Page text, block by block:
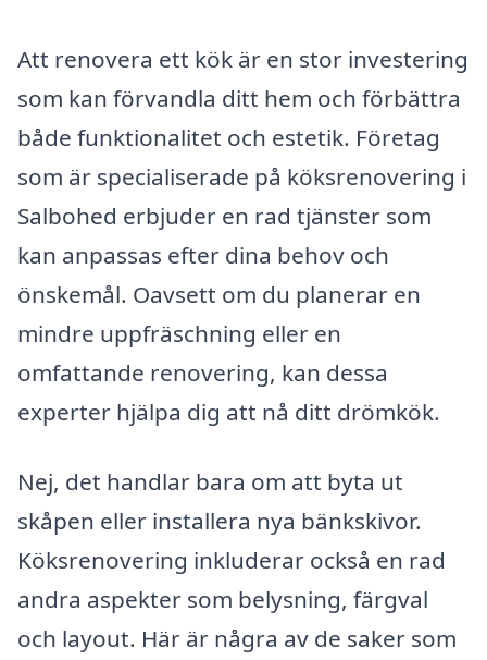
Att renovera ett kök är en stor investering
som kan förvandla ditt hem och förbättra
både funktionalitet och estetik. Företag
som är specialiserade på köksrenovering i
Salbohed erbjuder en rad tjänster som
kan anpassas efter dina behov och
önskemål. Oavsett om du planerar en
mindre uppfräschning eller en
omfattande renovering, kan dessa
experter hjälpa dig att nå ditt drömkök.
Nej, det handlar bara om att byta ut
skåpen eller installera nya bänkskivor.
Köksrenovering inkluderar också en rad
andra aspekter som belysning, färgval
och layout. Här är några av de saker som